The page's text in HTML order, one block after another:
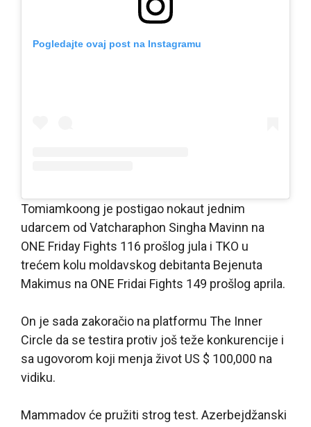
Pogledajte ovaj post na Instagramu
Tomiamkoong je postigao nokaut jednim
udarcem od Vatcharaphon Singha Mavinn na
ONE Friday Fights 116 prošlog jula i TKO u
trećem kolu moldavskog debitanta Bejenuta
Makimus na ONE Fridai Fights 149 prošlog aprila.
On je sada zakoračio na platformu The Inner
Circle da se testira protiv još teže konkurencije i
sa ugovorom koji menja život US $ 100,000 na
vidiku.
Mammadov će pružiti strog test. Azerbejdžanski